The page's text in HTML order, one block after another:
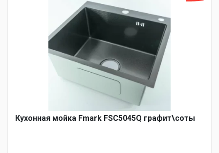
Кухонная мойка Fmark FSC5045Q графит\соты